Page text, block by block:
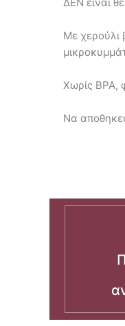
Με χερούλι
Xωρίς BPA,
Να